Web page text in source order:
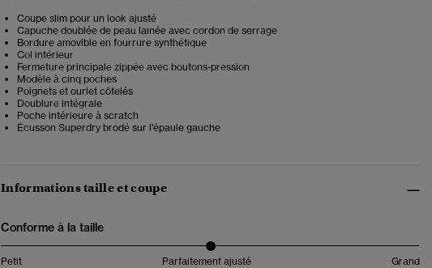
Coupe slim pour un look ajusté
Capuche doublée de peau lainée avec cordon de serrage
Bordure amovible en fourrure synthétique
Col intérieur
Fermeture principale zippée avec boutons-pression
Modèle à cinq poches
Poignets et ourlet côtelés
Doublure intégrale
Poche intérieure à scratch
Écusson Superdry brodé sur l'épaule gauche
Informations taille et coupe
Conforme à la taille
Petit Parfaitement ajusté Grand